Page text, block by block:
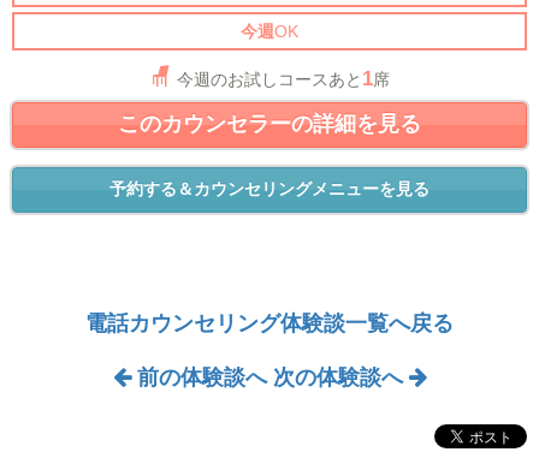
今週OK
今週のお試しコースあと 1席
このカウンセラーの詳細を見る
予約する＆カウンセリングメニューを見る
電話カウンセリング体験談一覧へ戻る
前の体験談へ 次の体験談へ